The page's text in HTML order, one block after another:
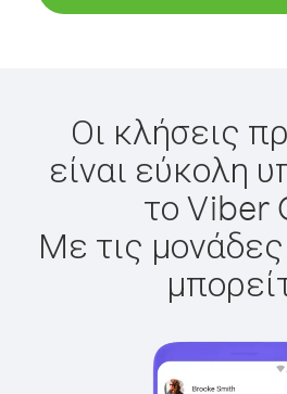
Οι κλήσεις
είναι εύκολη
το Viber
Με τις